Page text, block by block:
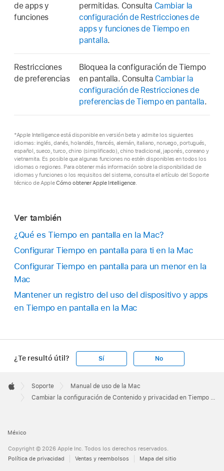
de apps y
funciones
permitidas. Consulta Cambiar la
configuración de Restricciones de
apps y funciones de Tiempo en
pantalla.
Restricciones
de preferencias
Bloquea la configuración de Tiempo
en pantalla. Consulta Cambiar la
configuración de Restricciones de
preferencias de Tiempo en pantalla.
*Apple Intelligence está disponible en versión beta y admite los siguientes
idiomas: inglés, danés, holandés, francés, alemán, italiano, noruego, portugués,
español, sueco, turco, chino (simplificado), chino tradicional, japonés, coreano y
vietnamita. Es posible que algunas funciones no estén disponibles en todos los
idiomas o regiones. Para obtener más información sobre la disponibilidad de
idiomas y funciones o los requisitos del sistema, consulta el artículo del Soporte
técnico de AppleCómo obtener Apple Intelligence.
Ver también
¿Qué es Tiempo en pantalla en la Mac?
Configurar Tiempo en pantalla para ti en la Mac
Configurar Tiempo en pantalla para un menor en la
Mac
Mantener un registro del uso del dispositivo y apps
en Tiempo en pantalla en la Mac
¿Te resultó útil? Sí No
Footer

Apple
Soporte
Manual de uso de la Mac
Cambiar la configuración de Contenido y privacidad en Tiempo en pantalla en la Mac
México
Copyright © 2026 Apple Inc. Todos los derechos reservados.
Política de privacidad
Ventas y reembolsos Mapa del sitio